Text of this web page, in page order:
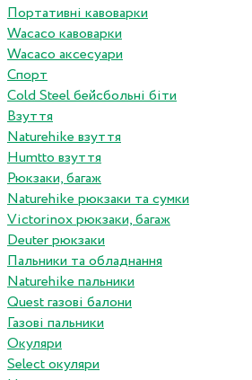
Портативні кавоварки
Wacaco кавоварки
Wacaco аксесуари
Спорт
Cold Steel бейсбольні біти
Взуття
Naturehike взуття
Humtto взуття
Рюкзаки, багаж
Naturehike рюкзаки та сумки
Victorinox рюкзаки, багаж
Deuter рюкзаки
Пальники та обладнання
Naturehike пальники
Quest газові балони
Газові пальники
Окуляри
Select окуляри